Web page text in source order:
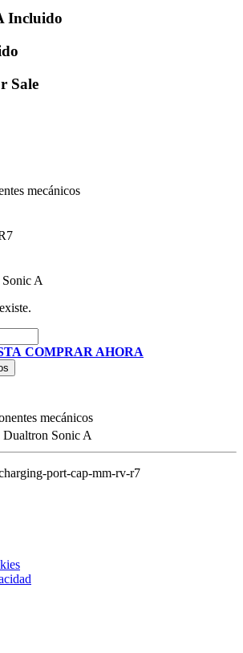
Incluido
Sale
mecánicos
A
COMPRAR AHORA
mecánicos
Dualtron Sonic A
port-cap-mm-rv-r7